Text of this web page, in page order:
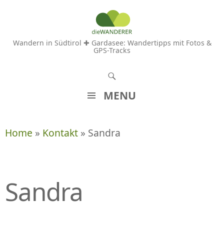
Wandern in Südtirol ✚ Gardasee: Wandertipps mit Fotos &
GPS-Tracks
e
MENU
A
L
Home » Kontakt » Sandra
Sandra